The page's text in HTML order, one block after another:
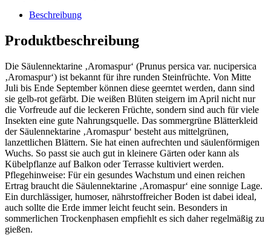
Beschreibung
Produktbeschreibung
Die Säulennektarine ‚Aromaspur‘ (Prunus persica var. nucipersica
‚Aromaspur‘) ist bekannt für ihre runden Steinfrüchte. Von Mitte
Juli bis Ende September können diese geerntet werden, dann sind
sie gelb-rot gefärbt. Die weißen Blüten steigern im April nicht nur
die Vorfreude auf die leckeren Früchte, sondern sind auch für viele
Insekten eine gute Nahrungsquelle. Das sommergrüne Blätterkleid
der Säulennektarine ‚Aromaspur‘ besteht aus mittelgrünen,
lanzettlichen Blättern. Sie hat einen aufrechten und säulenförmigen
Wuchs. So passt sie auch gut in kleinere Gärten oder kann als
Kübelpflanze auf Balkon oder Terrasse kultiviert werden.
Pflegehinweise: Für ein gesundes Wachstum und einen reichen
Ertrag braucht die Säulennektarine ‚Aromaspur‘ eine sonnige Lage.
Ein durchlässiger, humoser, nährstoffreicher Boden ist dabei ideal,
auch sollte die Erde immer leicht feucht sein. Besonders in
sommerlichen Trockenphasen empfiehlt es sich daher regelmäßig zu
gießen.